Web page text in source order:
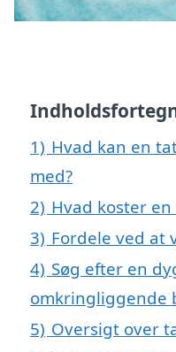
1) Hvad kan en
med?
2) Hvad koster
3) Fordele ved at
4) Søg efter en
omkringliggende
5) Oversigt over